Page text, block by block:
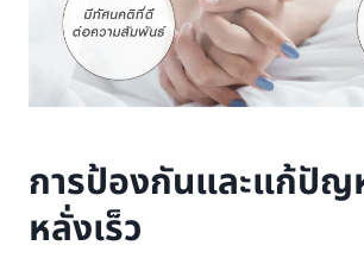
การป้องกันและแก้ปัญ
หลั่งเร็ว